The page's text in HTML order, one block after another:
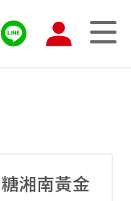
湘南黃金